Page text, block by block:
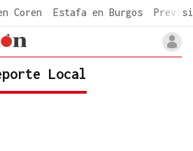
Coren Estafa en Burgos
Local